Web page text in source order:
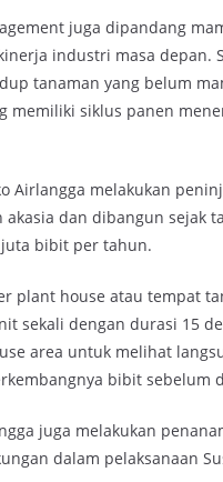
juga dipandang
industri masa depan.
tanaman yang belum
memiliki siklus panen
Airlangga melakukan
dan dibangun sejak
bibit per tahun.
plant house atau tempat
sekali dengan durasi 15
area untuk melihat
bibit sebelum
juga melakukan
dalam pelaksanaan